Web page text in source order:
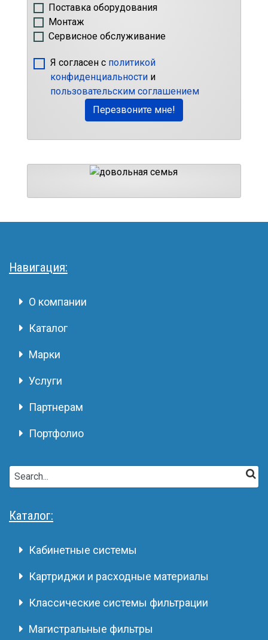
Поставка оборудования
Монтаж
Сервисное обслуживание
Я согласен с политикой
конфиденциальностии
пользовательским соглашением
Перезвоните мне!
Навигация:
О компании
Каталог
Марки
Услуги
Партнерам
Портфолио
Каталог:
Кабинетные системы
Картриджи и расходные материалы
Классические системы фильтрации
Магистральные фильтры